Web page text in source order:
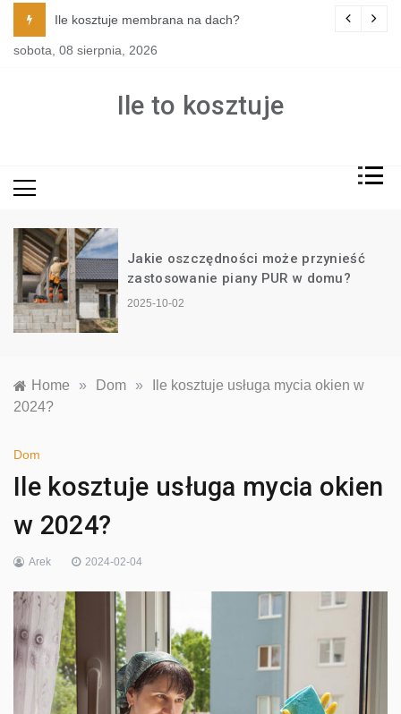
content
stylu i funkcji kuchni?
Ile kosztuje membrana na dach?
sobota, 08 sierpnia, 2026
Ile to kosztuje
Jakie oszczędności może przynieść
zastosowanie piany PUR w domu?
2025-10-02
Home » Dom »
Ile kosztuje usługa mycia okien w
2024?
Dom
Ile kosztuje usługa mycia okien
w 2024?
Arek 2024-02-04